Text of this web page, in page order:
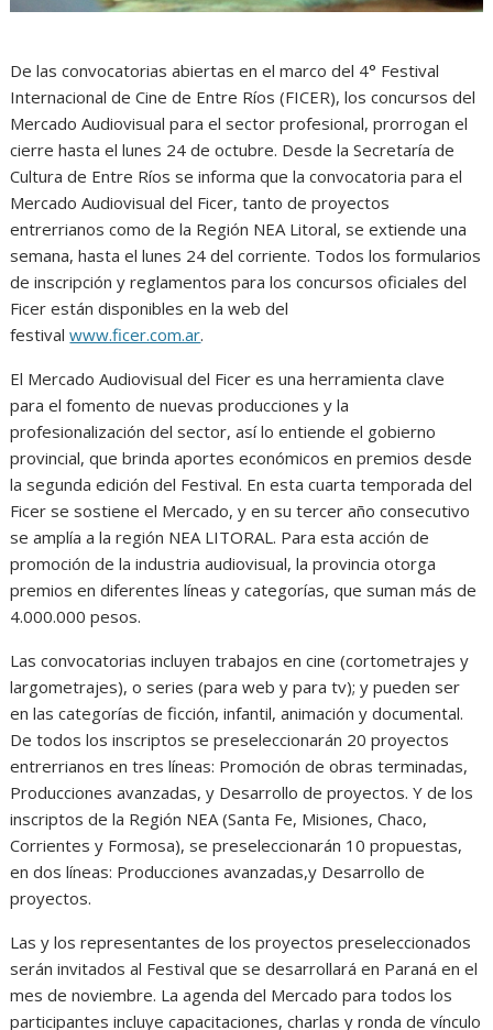
De las convocatorias abiertas en el marco del 4° Festival
Internacional de Cine de Entre Ríos (FICER), los concursos del
Mercado Audiovisual para el sector profesional, prorrogan el
cierre hasta el lunes 24 de octubre. Desde la Secretaría de
Cultura de Entre Ríos se informa que la convocatoria para el
Mercado Audiovisual del Ficer, tanto de proyectos
entrerrianos como de la Región NEA Litoral, se extiende una
semana, hasta el lunes 24 del corriente. Todos los formularios
de inscripción y reglamentos para los concursos oficiales del
Ficer están disponibles en la web del
festivalwww.ficer.com.ar.
El Mercado Audiovisual del Ficer es una herramienta clave
para el fomento de nuevas producciones y la
profesionalización del sector, así lo entiende el gobierno
provincial, que brinda aportes económicos en premios desde
la segunda edición del Festival. En esta cuarta temporada del
Ficer se sostiene el Mercado, y en su tercer año consecutivo
se amplía a la región NEA LITORAL. Para esta acción de
promoción de la industria audiovisual, la provincia otorga
premios en diferentes líneas y categorías, que suman más de
4.000.000 pesos.
Las convocatorias incluyen trabajos en cine (cortometrajes y
largometrajes), o series (para web y para tv); y pueden ser
en las categorías de ficción, infantil, animación y documental.
De todos los inscriptos se preseleccionarán 20 proyectos
entrerrianos en tres líneas: Promoción de obras terminadas,
Producciones avanzadas, y Desarrollo de proyectos. Y de los
inscriptos de la Región NEA (Santa Fe, Misiones, Chaco,
Corrientes y Formosa), se preseleccionarán 10 propuestas,
en dos líneas: Producciones avanzadas,y Desarrollo de
proyectos.
Las y los representantes de los proyectos preseleccionados
serán invitados al Festival que se desarrollará en Paraná en el
mes de noviembre. La agenda del Mercado para todos los
participantes incluye capacitaciones, charlas y ronda de vínculo